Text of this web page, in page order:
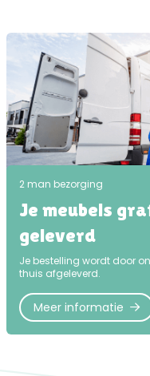
2 man bezorging
Je meubels
geleverd
Je bestelling wordt door
thuis afgeleverd.
Meer informatie